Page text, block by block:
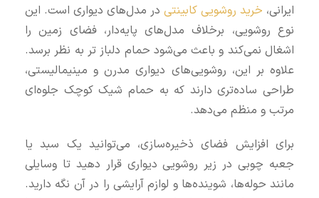
ایرانی، خرید روشویی کابینتی در مدل‌های دیواری است. این
نوع روشویی، برخلاف مدل‌های پایه‌دار، فضای زمین را
اشغال نمی‌کند و باعث می‌شود حمام دلباز تر به نظر برسد.
علاوه بر این، روشویی‌های دیواری مدرن و مینیمالیستی،
طراحی ساده‌تری دارند که به حمام شیک کوچک جلوه‌ای
مرتب و منظم می‌دهد.
برای افزایش فضای ذخیره‌سازی، می‌توانید یک سبد یا
جعبه چوبی در زیر روشویی دیواری قرار دهید تا وسایلی
مانند حوله‌ها، شوینده‌ها و لوازم آرایشی را در آن نگه دارید.